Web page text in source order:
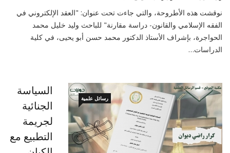
نوقشت هذه الأطروحة، والتي جاءت تحت عنوان: "العقد الإلكتروني في
الفقه الإسلامي والقانون- دراسة مقارنة" للباحث وليد خليل محمد
الحواجرة، بإشراف الأستاذ الدكتور محمد حسن أبو يحيى، في كلية
الدراسات…
رسائل علمية
السياسة
الجنائية
لجريمة
التطبيع مع